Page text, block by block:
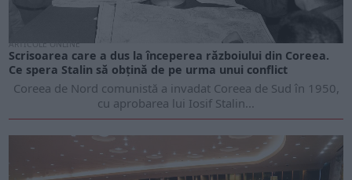
ARTICOLE ONLINE
Scrisoarea care a dus la începerea războiului din Coreea.
Ce spera Stalin să obțină de pe urma unui conflict
Coreea de Nord comunistă a invadat Coreea de Sud în 1950,
cu aprobarea lui Iosif Stalin...